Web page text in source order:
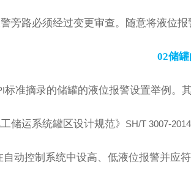
旁路必须经过变更审查。随意将液位
02储
标准摘录的储罐的液位报警设置举例。
工储运系统罐区设计规范》 SH/T 3007-2014
自动控制系统中设高、低液位报警并应